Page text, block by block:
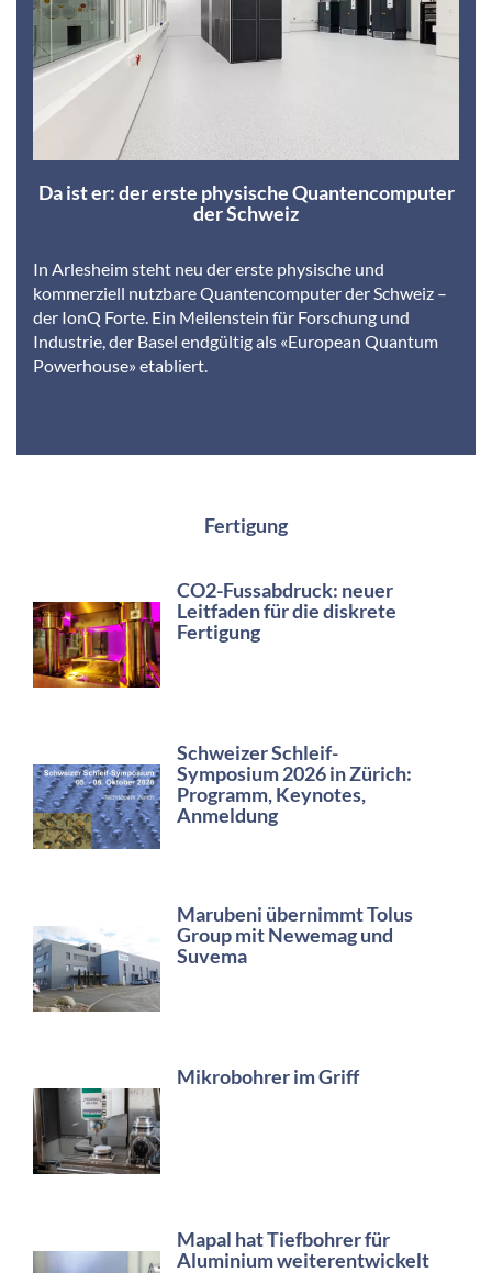
Da ist er: der erste physische Quantencomputer
der Schweiz
In Arlesheim steht neu der erste physische und
kommerziell nutzbare Quantencomputer der Schweiz –
der IonQ Forte. Ein Meilenstein für Forschung und
Industrie, der Basel endgültig als «European Quantum
Powerhouse» etabliert.
Fertigung
CO2-Fussabdruck: neuer
Leitfaden für die diskrete
Fertigung
Schweizer Schleif-
Symposium 2026 in Zürich:
Programm, Keynotes,
Anmeldung
Marubeni übernimmt Tolus
Group mit Newemag und
Suvema
Mikrobohrer im Griff
Mapal hat Tiefbohrer für
Aluminium weiterentwickelt